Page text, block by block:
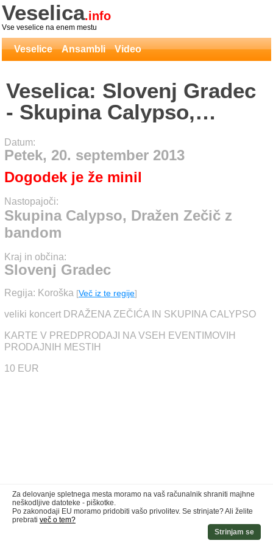
Veselica.info
Vse veselice na enem mestu
Veselice Ansambli Video
Veselica: Slovenj Gradec
- Skupina Calypso,
Dražen Zečič z bandom
Datum:
Petek, 20. september 2013
Dogodek je že minil
Nastopajoči:
Skupina Calypso, Dražen Zečič z
bandom
Kraj in občina:
Slovenj Gradec
Regija: Koroška [Več iz te regije]
veliki koncert DRAŽENA ZEČIĆA IN SKUPINA CALYPSO
KARTE V PREDPRODAJI NA VSEH EVENTIMOVIH
PRODAJNIH MESTIH
10 EUR
Za delovanje spletnega mesta moramo na vaš računalnik shraniti majhne
neškodljive datoteke - piškotke.
Po zakonodaji EU moramo pridobiti vašo privolitev. Se strinjate? Ali želite
prebrati več o tem?
Strinjam se